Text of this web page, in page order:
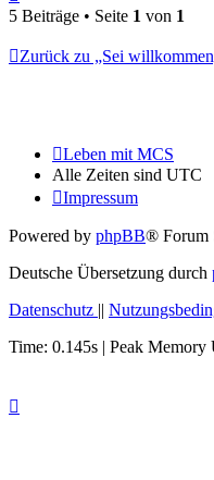
oben
5 Beiträge • Seite 1 von 1
Zurück zu „Sei
Leben mit MCS
Alle Zeiten sind UTC
Impressum
Powered by phpBB® Forum
Deutsche Übersetzung durch
Datenschutz ||
Time: 0.145s | Peak